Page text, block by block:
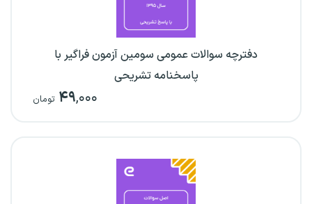
دفترچه سوالات عمومی سومین آزمون فراگیر با
پاسخنامه تشریحی
۴۹,۰۰۰ تومان